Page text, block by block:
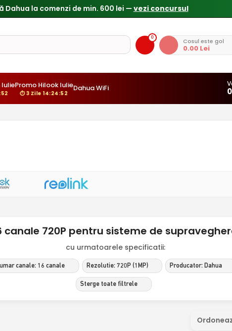
0 Cosul este gol
0.00 Lei
Promo Hilook Iulie
⏱ 3 Zile 14:24:51
Dahua WiFi
canale 720P pentru sisteme de
cu urmatoarele specificatii:
canale: 16 canale Rezolutie: 720P (1MP) Producator: Dahua
Sterge toate filtrele